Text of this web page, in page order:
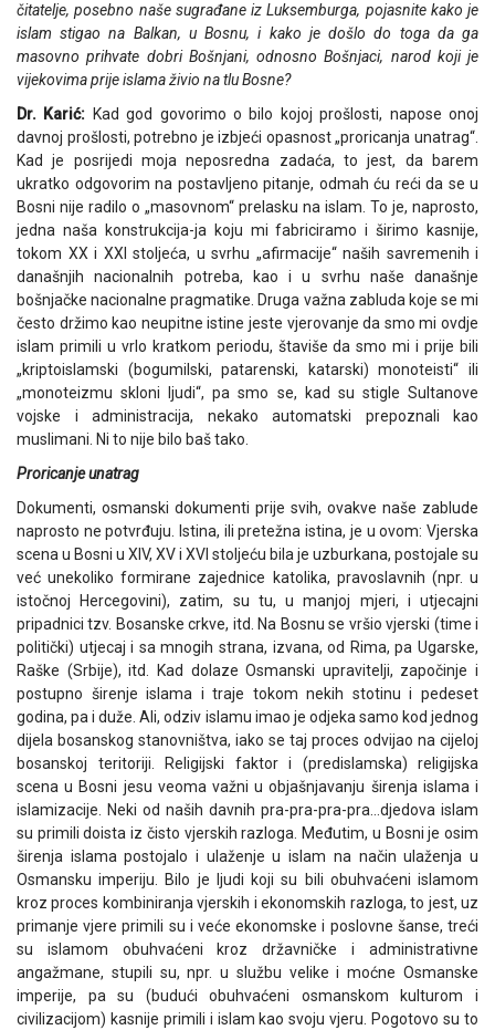
čitatelje, posebno naše sugrađane iz Luksemburga, pojasnite kako je
islam stigao na Balkan, u Bosnu, i kako je došlo do toga da ga
masovno prihvate dobri Bošnjani, odnosno Bošnjaci, narod koji je
vijekovima prije islama živio na tlu Bosne?
Dr. Karić: Kad god govorimo o bilo kojoj prošlosti, napose onoj
davnoj prošlosti, potrebno je izbjeći opasnost „proricanja unatrag“.
Kad je posrijedi moja neposredna zadaća, to jest, da barem
ukratko odgovorim na postavljeno pitanje, odmah ću reći da se u
Bosni nije radilo o „masovnom“ prelasku na islam. To je, naprosto,
jedna naša konstrukcija-ja koju mi fabriciramo i širimo kasnije,
tokom XX i XXI stoljeća, u svrhu „afirmacije“ naših savremenih i
današnjih nacionalnih potreba, kao i u svrhu naše današnje
bošnjačke nacionalne pragmatike. Druga važna zabluda koje se mi
često držimo kao neupitne istine jeste vjerovanje da smo mi ovdje
islam primili u vrlo kratkom periodu, štaviše da smo mi i prije bili
„kriptoislamski (bogumilski, patarenski, katarski) monoteisti“ ili
„monoteizmu skloni ljudi“, pa smo se, kad su stigle Sultanove
vojske i administracija, nekako automatski prepoznali kao
muslimani. Ni to nije bilo baš tako.
Proricanje unatrag
Dokumenti, osmanski dokumenti prije svih, ovakve naše zablude
naprosto ne potvrđuju. Istina, ili pretežna istina, je u ovom: Vjerska
scena u Bosni u XIV, XV i XVI stoljeću bila je uzburkana, postojale su
već unekoliko formirane zajednice katolika, pravoslavnih (npr. u
istočnoj Hercegovini), zatim, su tu, u manjoj mjeri, i utjecajni
pripadnici tzv. Bosanske crkve, itd. Na Bosnu se vršio vjerski (time i
politički) utjecaj i sa mnogih strana, izvana, od Rima, pa Ugarske,
Raške (Srbije), itd. Kad dolaze Osmanski upravitelji, započinje i
postupno širenje islama i traje tokom nekih stotinu i pedeset
godina, pa i duže. Ali, odziv islamu imao je odjeka samo kod jednog
dijela bosanskog stanovništva, iako se taj proces odvijao na cijeloj
bosanskoj teritoriji. Religijski faktor i (predislamska) religijska
scena u Bosni jesu veoma važni u objašnjavanju širenja islama i
islamizacije. Neki od naših davnih pra-pra-pra-pra…djedova islam
su primili doista iz čisto vjerskih razloga. Međutim, u Bosni je osim
širenja islama postojalo i ulaženje u islam na način ulaženja u
Osmansku imperiju. Bilo je ljudi koji su bili obuhvaćeni islamom
kroz proces kombiniranja vjerskih i ekonomskih razloga, to jest, uz
primanje vjere primili su i veće ekonomske i poslovne šanse, treći
su islamom obuhvaćeni kroz državničke i administrativne
angažmane, stupili su, npr. u službu velike i moćne Osmanske
imperije, pa su (budući obuhvaćeni osmanskom kulturom i
civilizacijom) kasnije primili i islam kao svoju vjeru. Pogotovo su to